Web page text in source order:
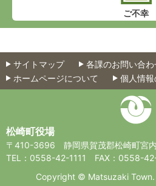
ご不幸
サイトマップ
各課のお問い合
ホームページについて
個人情
松崎町役場
〒410-3696
静岡県賀茂郡松崎町宮
TEL：0558-42-1111
FAX：0558-
Copyright © Matsuzaki Town.